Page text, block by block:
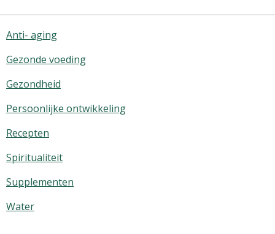
Anti- aging
Gezonde voeding
Gezondheid
Persoonlijke ontwikkeling
Recepten
Spiritualiteit
Supplementen
Water